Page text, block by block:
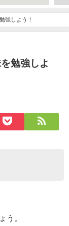
強しよう！
勉強しよ
う。